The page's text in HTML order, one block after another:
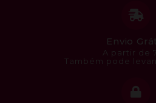
Envio
A partir de
Também pode